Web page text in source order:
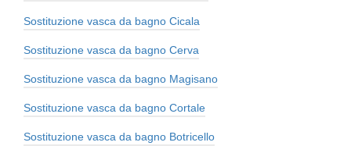
Sostituzione vasca da bagno Cicala
Sostituzione vasca da bagno Cerva
Sostituzione vasca da bagno Magisano
Sostituzione vasca da bagno Cortale
Sostituzione vasca da bagno Botricello